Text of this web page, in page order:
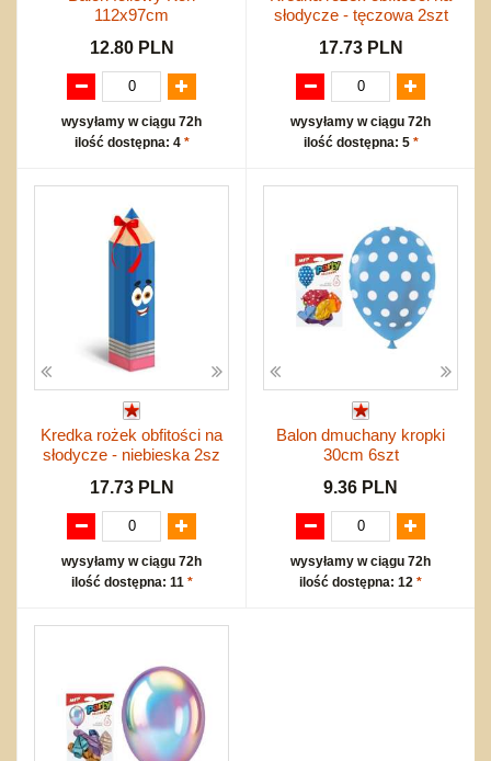
112x97cm
12.80 PLN
wysyłamy w ciągu 72h
ilość dostępna: 4 *
słodycze - tęczowa 2szt
17.73 PLN
wysyłamy w ciągu 72h
ilość dostępna: 5 *
Kredka rożek obfitości na
słodycze - niebieska 2sz
17.73 PLN
wysyłamy w ciągu 72h
ilość dostępna: 11 *
Balon dmuchany kropki
30cm 6szt
9.36 PLN
wysyłamy w ciągu 72h
ilość dostępna: 12 *